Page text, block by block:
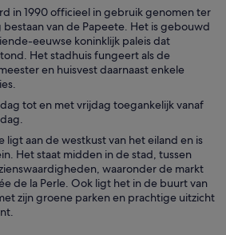
in 1990 officieel in gebruik genomen ter
van de Papeete. Het is gebouwd
eeuwse koninklijk paleis dat
Het stadhuis fungeert als de
en huisvest daarnaast enkele
tot en met vrijdag toegankelijk vanaf
ligt aan de westkust van het eiland en is
Het staat midden in de stad, tussen
waaronder de markt
de la Perle. Ook ligt het in de buurt van
zijn groene parken en prachtige uitzicht